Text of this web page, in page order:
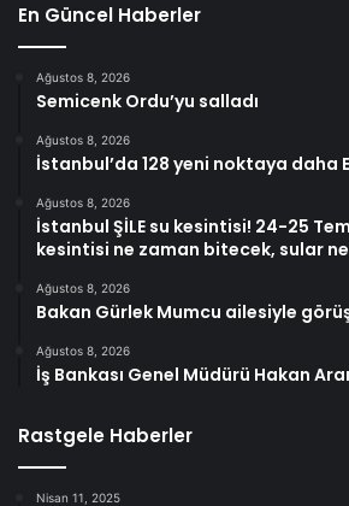
En Güncel Haberler
Ağustos 8, 2026
Semicenk Ordu’yu salladı
Ağustos 8, 2026
İstanbul’da 128 yeni noktaya daha
Ağustos 8, 2026
İstanbul ŞİLE su kesintisi! 24-25
kesintisi ne zaman bitecek, sular
Ağustos 8, 2026
Bakan Gürlek Mumcu ailesiyle
Ağustos 8, 2026
İş Bankası Genel Müdürü Hakan
Rastgele Haberler
Nisan 11, 2025